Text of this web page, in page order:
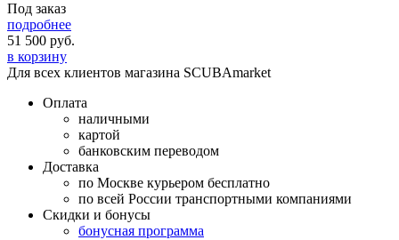
Под заказ
подробнее
51 500 руб.
в корзину
Для всех клиентов магазина SCUBAmarket
Оплата
наличными
картой
банковским переводом
Доставка
по Москве курьером бесплатно
по всей России транспортными компаниями
Скидки и бонусы
бонусная программа